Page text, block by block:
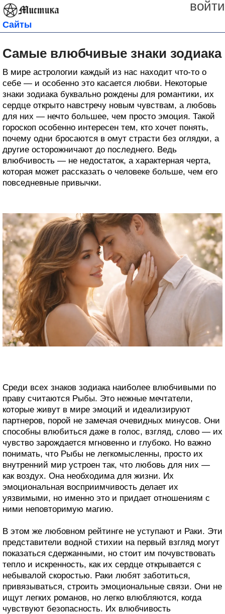
войти
Сайты
Самые влюбчивые знаки зодиака
В мире астрологии каждый из нас находит что-то о
себе — и особенно это касается любви. Некоторые
знаки зодиака буквально рождены для романтики, их
сердце открыто навстречу новым чувствам, а любовь
для них — нечто большее, чем просто эмоция. Такой
гороскоп особенно интересен тем, кто хочет понять,
почему одни бросаются в омут страсти без оглядки, а
другие осторожничают до последнего. Ведь
влюбчивость — не недостаток, а характерная черта,
которая может рассказать о человеке больше, чем его
повседневные привычки.
Среди всех знаков зодиака наиболее влюбчивыми по
праву считаются Рыбы. Это нежные мечтатели,
которые живут в мире эмоций и идеализируют
партнеров, порой не замечая очевидных минусов. Они
способны влюбиться даже в голос, взгляд, слово — их
чувство зарождается мгновенно и глубоко. Но важно
понимать, что Рыбы не легкомысленны, просто их
внутренний мир устроен так, что любовь для них —
как воздух. Она необходима для жизни. Их
эмоциональная восприимчивость делает их
уязвимыми, но именно это и придает отношениям с
ними неповторимую магию.
В этом же любовном рейтинге не уступают и Раки. Эти
представители водной стихии на первый взгляд могут
показаться сдержанными, но стоит им почувствовать
тепло и искренность, как их сердце открывается с
небывалой скоростью. Раки любят заботиться,
привязываться, строить эмоциональные связи. Они не
ищут легких романов, но легко влюбляются, когда
чувствуют безопасность. Их влюбчивость